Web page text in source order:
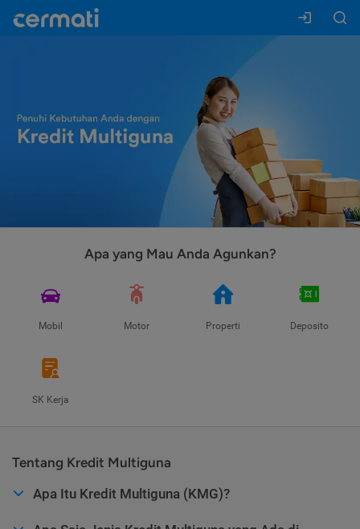
Apa yang Mau Anda Agunkan?
Mobil Motor Properti Deposito
SK Kerja
Tentang Kredit Multiguna
Apa Itu Kredit Multiguna (KMG)?